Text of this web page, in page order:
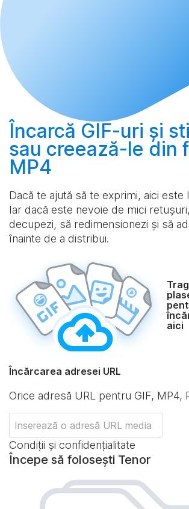
Încarcă GIF-uri și
sau creează-le din
MP4
Dacă te ajută să te exprimi, aici este
Iar dacă este nevoie de mici
decupezi, să redimensionezi și să
înainte de a distribui.
aici
Încărcarea adresei URL
Orice adresă URL pentru GIF, MP4,
Condiții și confidențialitate
Începe să folosești Tenor